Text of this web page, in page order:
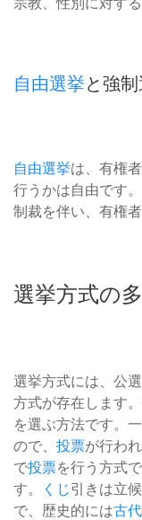
自由選挙と強
自由選挙は、有権
行うかは自由です
制裁を伴い、有権
選挙方式の
選挙方式には、公
方式が存在します
を選ぶ方法です。
ので、 投票が行わ
で投票を行う方式
す。
くじ引きは立
で、歴史的には古